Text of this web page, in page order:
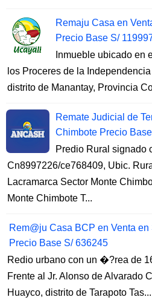
Remaju Casa en
Precio Base S/
Inmueble ubicado en
los Proceres de la
distrito de Manantay, Provincia
Remate Judicial de
Chimbote Precio
Predio Rural signado
Cn8997226/ce768409, Ubic.
Lacramarca Sector Monte
Monte Chimbote T...
Rem@ju Casa BCP en Venta
Precio Base S/ 636245
Redio urbano con un �?rea de
Frente al Jr. Alonso de Alvarado
Huayco, distrito de Tarapoto Tas...